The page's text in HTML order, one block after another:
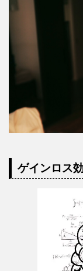
ゲインロス